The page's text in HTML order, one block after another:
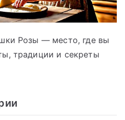
Розы — место, где вы
традиции и секреты